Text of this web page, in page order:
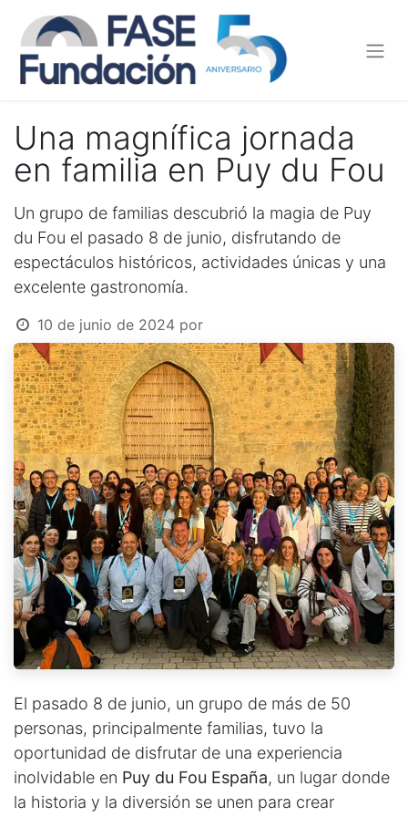
Una magnífica jornada
en familia en Puy du Fou
Un grupo de familias descubrió la magia de Puy
du Fou el pasado 8 de junio, disfrutando de
espectáculos históricos, actividades únicas y una
excelente gastronomía.
10 de junio de 2024 por
El pasado 8 de junio, un grupo de más de 50
personas, principalmente familias, tuvo la
oportunidad de disfrutar de una experiencia
inolvidable en Puy du Fou España, un lugar donde
la historia y la diversión se unen para crear